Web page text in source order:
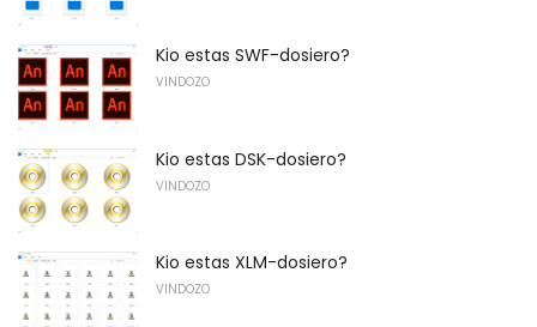
Kio estas SWF-dosiero?
VINDOZO
Kio estas DSK-dosiero?
VINDOZO
Kio estas XLM-dosiero?
VINDOZO